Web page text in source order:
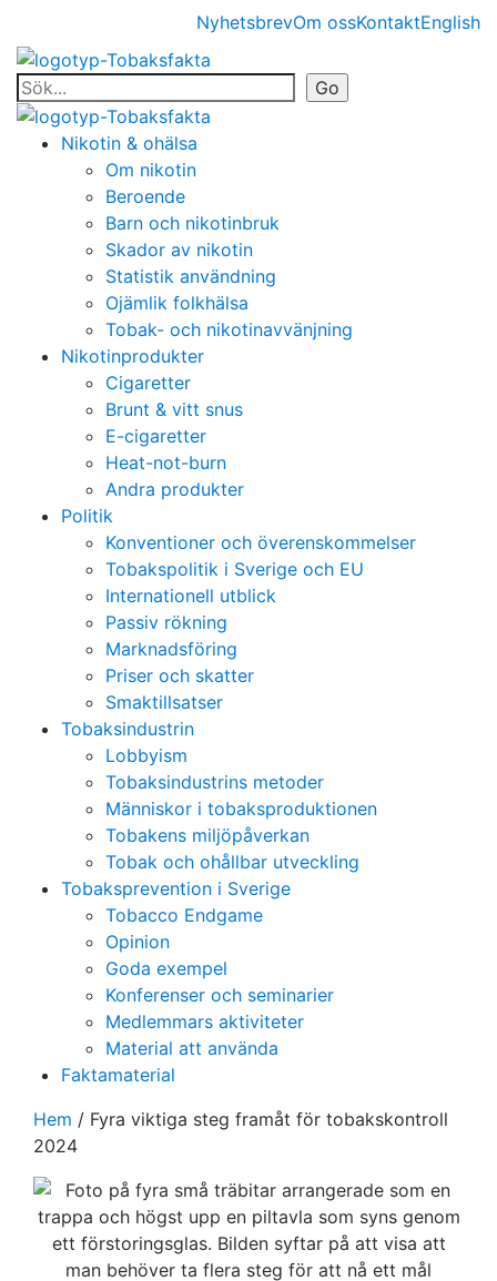
NyhetsbrevOm ossKontaktEnglish
Nikotin & ohälsa
Om nikotin
Beroende
Barn och nikotinbruk
Skador av nikotin
Statistik användning
Ojämlik folkhälsa
Tobak- och nikotinavvänjning
Nikotinprodukter
Cigaretter
Brunt & vitt snus
E-cigaretter
Heat-not-burn
Andra produkter
Politik
Konventioner och överenskommelser
Tobakspolitik i Sverige och EU
Internationell utblick
Passiv rökning
Marknadsföring
Priser och skatter
Smaktillsatser
Tobaksindustrin
Lobbyism
Tobaksindustrins metoder
Människor i tobaksproduktionen
Tobakens miljöpåverkan
Tobak och ohållbar utveckling
Tobaksprevention i Sverige
Tobacco Endgame
Opinion
Goda exempel
Konferenser och seminarier
Medlemmars aktiviteter
Material att använda
Faktamaterial
Hem / Fyra viktiga steg framåt för tobakskontroll
2024